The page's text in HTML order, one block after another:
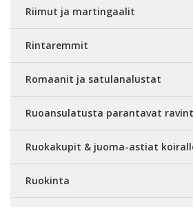
Riimut ja martingaalit
Rintaremmit
Romaanit ja satulanalustat
Ruoansulatusta parantavat
Ruokakupit & juoma-astiat
Ruokinta